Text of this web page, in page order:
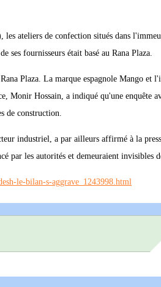
ateliers de confection situés dans
ses fournisseurs était basé au Rana Plaza.
Plaza. La marque espagnole Mango et
Monir Hossain, a indiqué qu'une enquête
de construction.
industriel, a par ailleurs affirmé à la
par les autorités et demeuraient invisibles
le-bilan-s-aggrave_1243998.html